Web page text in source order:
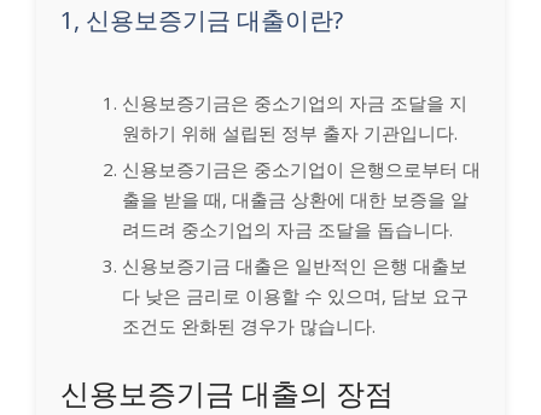
1, 신용보증기금 대출이란?
신용보증기금은 중소기업의 자금 조달을 지
원하기 위해 설립된 정부 출자 기관입니다.
신용보증기금은 중소기업이 은행으로부터 대
출을 받을 때, 대출금 상환에 대한 보증을 알
려드려 중소기업의 자금 조달을 돕습니다.
신용보증기금 대출은 일반적인 은행 대출보
다 낮은 금리로 이용할 수 있으며, 담보 요구
조건도 완화된 경우가 많습니다.
신용보증기금 대출의 장점